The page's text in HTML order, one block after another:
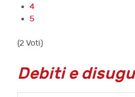
4
5
(2 Voti)
Debiti e